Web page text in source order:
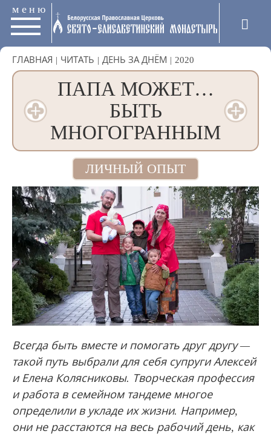
меню
ГЛАВНАЯ | ЧИТАТЬ | ДЕНЬ ЗА ДНЁМ | 2020
ПАПА МОЖЕТ…
БЫТЬ
МНОГОГРАННЫМ
ЛИЧНЫЙ ОПЫТ
Всегда быть вместе и помогать друг другу —
такой путь выбрали для себя супруги Алексей
и Елена Колясниковы. Творческая профессия
и работа в семейном тандеме многое
определили в укладе их жизни. Например,
они не расстаются на весь рабочий день, как